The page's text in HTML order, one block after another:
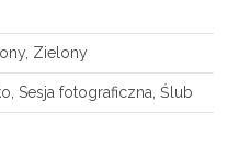
Zielony
Sesja fotograficzna, Ślub